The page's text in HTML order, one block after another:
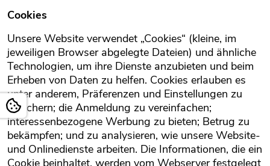
Cookies
Unsere Website verwendet „Cookies“ (kleine, im
jeweiligen Browser abgelegte Dateien) und ähnliche
Technologien, um ihre Dienste anzubieten und beim
Erheben von Daten zu helfen. Cookies erlauben es
unter anderem, Präferenzen und Einstellungen zu
speichern; die Anmeldung zu vereinfachen;
interessenbezogene Werbung zu bieten; Betrug zu
bekämpfen; und zu analysieren, wie unsere Website-
und Onlinedienste arbeiten. Die Informationen, die ein